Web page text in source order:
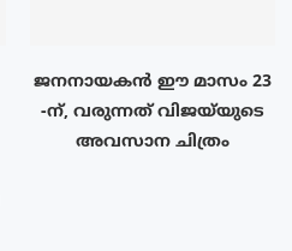
ജനനായകൻ ഈ മാസം 23
-ന്, വരുന്നത് വിജയ്‌യുടെ
അവസാന ചിത്രം